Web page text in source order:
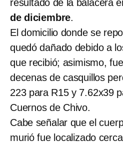
resultado de la balacera
de diciembre.
El domicilio donde se
quedó dañado debido a
que recibió; asimismo,
decenas de casquillos
223 para R15 y 7.62x39
Cuernos de Chivo.
Cabe señalar que el
murió fue localizado